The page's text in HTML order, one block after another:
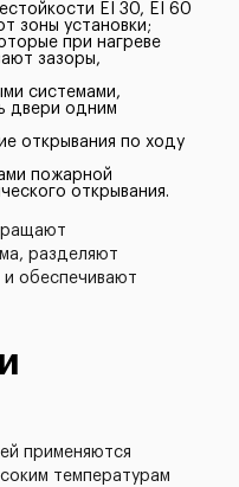
EI 30, EI 60
зоны установки;
при нагреве
зазоры,
системами,
двери одним
открывания по ходу
пожарной
открывания.
разделяют
обеспечивают
применяются
температурам